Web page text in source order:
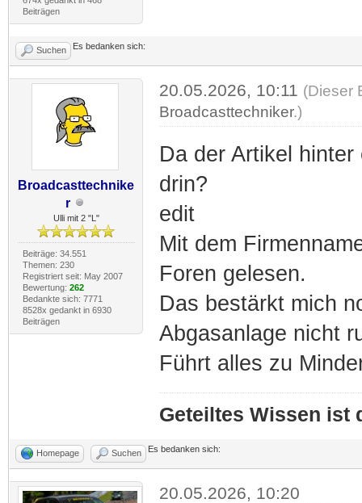
Beiträgen
Suchen Es bedanken sich:
Broadcasttechnike
r
Ulli mit 2 "L"
Beiträge: 34.551
Themen: 230
Registriert seit: May 2007
Bewertung: 262
Bedankte sich: 7771
8528x gedankt in 6930
Beiträgen
20.05.2026, 10:11 (Dieser
Broadcasttechniker.)
Da der Artikel
drin?
edit
Mit dem
Foren gelesen.
Das bestärkt mich
Abgasanlage nicht
Führt alles zu
Geteiltes Wissen ist
Homepage Suchen Es bedanken sich:
20.05.2026, 10:20